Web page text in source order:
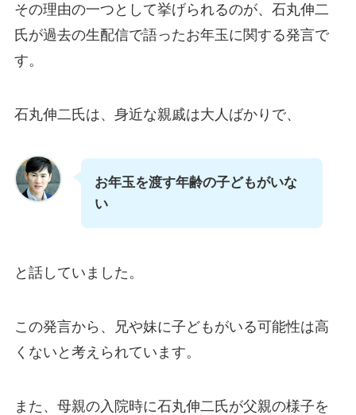
その理由の一つとして挙げられるのが、石丸伸二
氏が過去の生配信で語ったお年玉に関する発言で
す。
石丸伸二氏は、身近な親戚は大人ばかりで、
お年玉を渡す年齢の子どもがいな
い
と話していました。
この発言から、兄や妹に子どもがいる可能性は高
くないと考えられています。
また、母親の入院時に石丸伸二氏が父親の様子を